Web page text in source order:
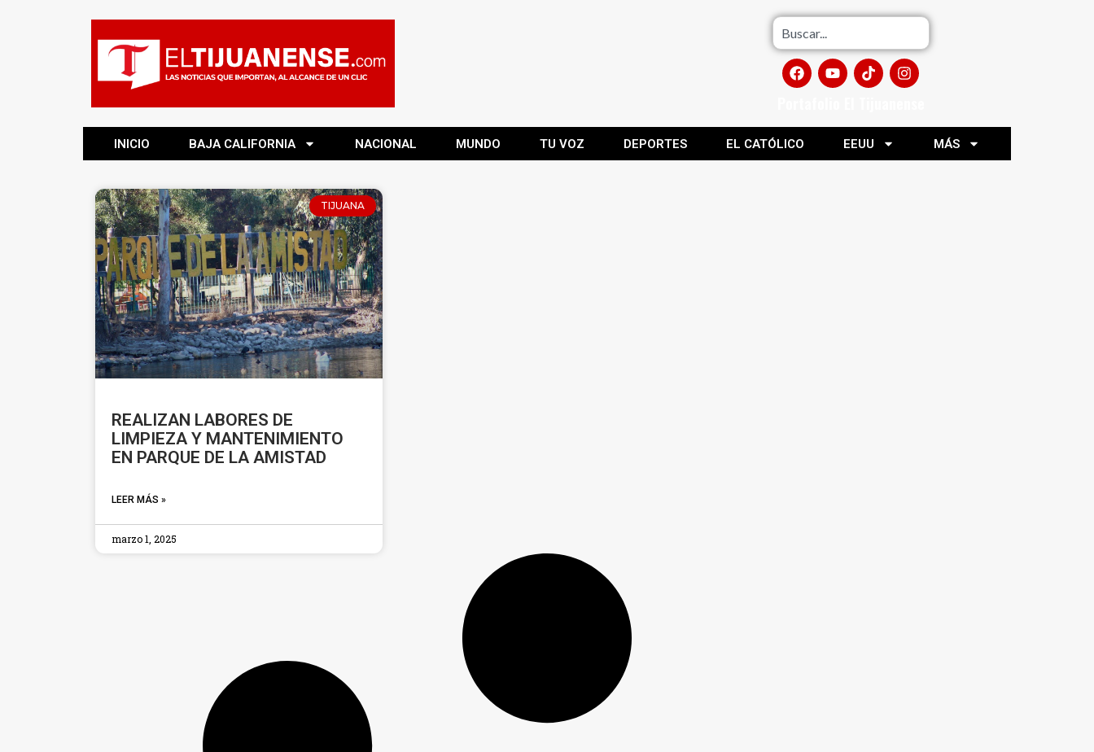
INICIO BAJA CALIFORNIA NACIONAL MUNDO TU VOZ DEPORTES EL CATÓLICO EEUU MÁS
TIJUANA
REALIZAN LABORES DE
LIMPIEZA Y MANTENIMIENTO
EN PARQUE DE LA AMISTAD
LEER MÁS »
marzo 1, 2025